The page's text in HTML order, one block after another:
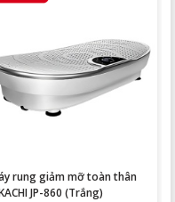
rung giảm mỡ toàn thân
JP-860 (Trắng)